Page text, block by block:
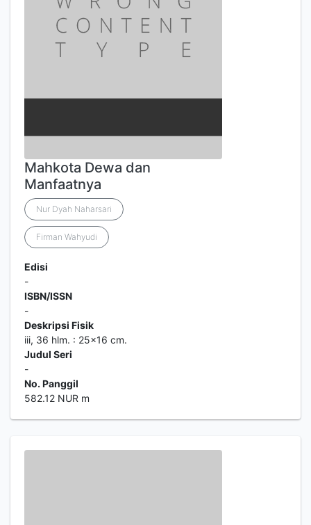
Mahkota Dewa dan
Manfaatnya
Nur Dyah Naharsari
Firman Wahyudi
Edisi
-
ISBN/ISSN
-
Deskripsi Fisik
iii, 36 hlm. : 25x16 cm.
Judul Seri
-
No. Panggil
582.12 NUR m